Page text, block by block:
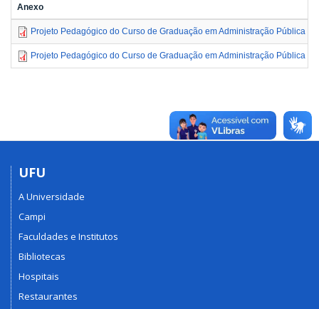
Anexo
Projeto Pedagógico do Curso de Graduação em Administração Pública -
Projeto Pedagógico do Curso de Graduação em Administração Pública -
UFU
A Universidade
Campi
Faculdades e Institutos
Bibliotecas
Hospitais
Restaurantes